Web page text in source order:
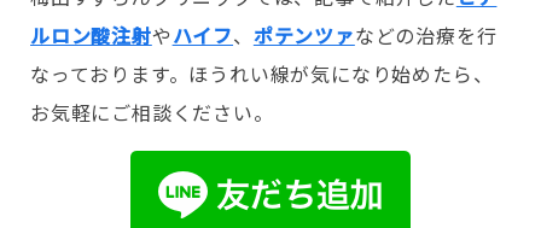
ルロン酸注射やハイフ、 ポテンツァなどの治療を行
なっております。ほうれい線が気になり始めたら、
お気軽にご相談ください。